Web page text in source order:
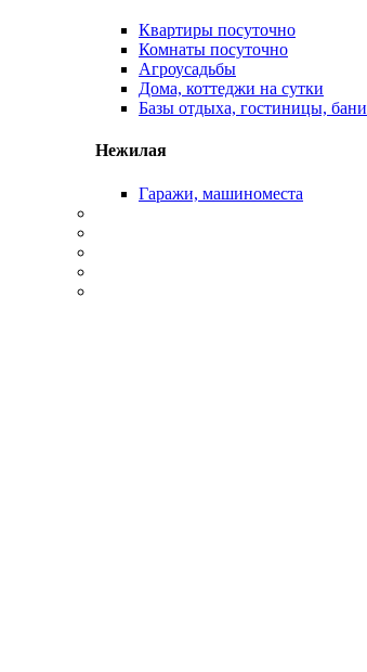
Квартиры посуточно
Комнаты посуточно
Агроусадьбы
Дома, коттеджи на сутки
Базы отдыха, гостиницы, бани
Нежилая
Гаражи, машиноместа